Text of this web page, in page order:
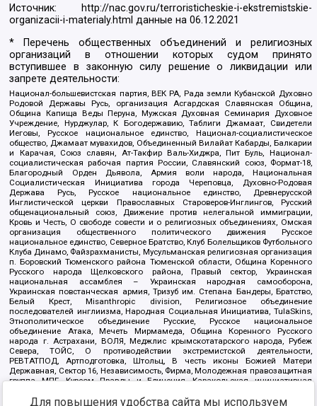
Источник:
http://nac.gov.ru/terroristicheskie-i-ekstremistskie-
organizacii-i-materialy.html данные на06.12.2021
* Перечень общественных объединений и религиозных
организаций в отношении которых судом принято
вступившее в законную силу решение о ликвидации или
запрете деятельности:
Национал-большевистская партия, ВЕК РА, Рада земли Кубанской Духовно
Родовой Державы Русь, организация Асгардская Славянская Община,
Община Капища Веды Перуна, Мужская Духовная Семинария Духовное
Учреждение, Нурджулар, К Богодержавию, Таблиги Джамаат, Свидетели
Иеговы, Русское национальное единство, Национал-социалистическое
общество, Джамаат мувахидов, Объединенный Вилайат Кабарды, Балкарии
и Карачая, Союз славян, Ат-Такфир Валь-Хиджра, Пит Буль, Национал-
социалистическая рабочая партия России, Славянский союз, Формат-18,
Благородный Орден Дьявола, Армия воли народа, Национальная
Социалистическая Инициатива города Череповца, Духовно-Родовая
Держава Русь, Русское национальное единство, Древнерусской
Инглистической церкви Православных Староверов-Инглингов, Русский
общенациональный союз, Движение против нелегальной иммиграции,
Кровь и Честь, О свободе совести и о религиозных объединениях, Омская
организация общественного политического движения Русское
национальное единство, Северное Братство, Клуб Болельщиков Футбольного
Клуба Динамо, Файзрахманисты, Мусульманская религиозная организация
п. Боровский Тюменского района Тюменской области, Община Коренного
Русского народа Щелковского района, Правый сектор, Украинская
национальная ассамблея – Украинская народная самооборона,
Украинская повстанческая армия, Тризуб им. Степана Бандеры, Братство,
Белый Крест, Misanthropic division, Религиозное объединение
последователей инглиизма, Народная Социальная Инициатива, TulaSkins,
Этнополитическое объединение Русские, Русское национальное
объединение Атака, Мечеть Мирмамеда, Община Коренного Русского
народа г. Астрахани, ВОЛЯ, Меджлис крымскотатарского народа, Рубеж
Севера, ТОЙС, О противодействии экстремистской деятельности,
РЕВТАТПОД, Артподготовка, Штольц, В честь иконы Божией Матери
Державная, Сектор 16, Независимость, Фирма, Молодежная правозащитная
группа МПГ, Курсом Правды и Единения, Каракольская инициативная
Благотворительный пансионат Ак Умут, Русская республика Русь,
Для повышения удобства сайта мы используем